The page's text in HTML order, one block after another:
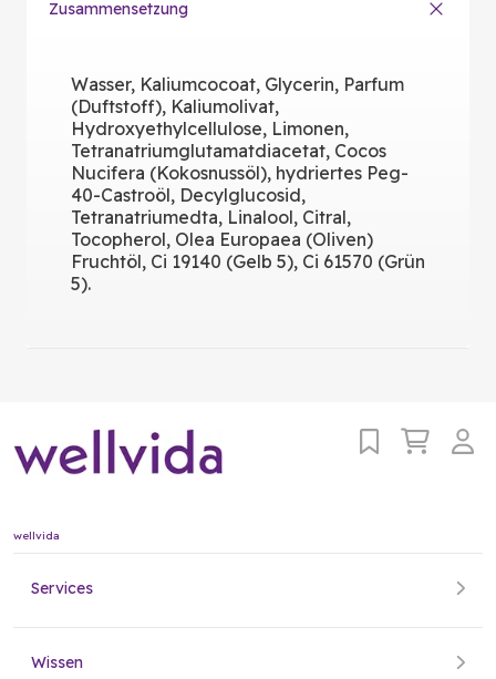
Zusammensetzung
Wasser, Kaliumcocoat, Glycerin, Parfum
(Duftstoff), Kaliumolivat,
Hydroxyethylcellulose, Limonen,
Tetranatriumglutamatdiacetat, Cocos
Nucifera (Kokosnussöl), hydriertes Peg-
40-Castroöl, Decylglucosid,
Tetranatriumedta, Linalool, Citral,
Tocopherol, Olea Europaea (Oliven)
Fruchtöl, Ci 19140 (Gelb 5), Ci 61570 (Grün
5).
wellvida
Services
Wissen